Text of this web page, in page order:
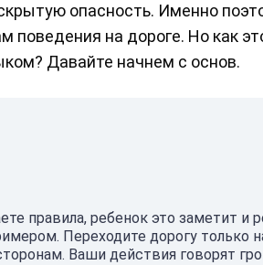
опасность. Именно
поведения на дороге. Но как
Давайте начнем с основ.
правила, ребенок это заметит и
Переходите дорогу только
Ваши действия говорят